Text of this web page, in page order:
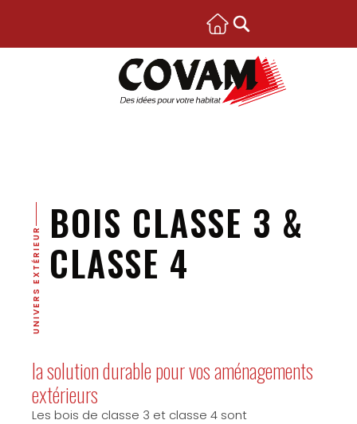
UNIVERS EXTÉRIEUR
BOIS CLASSE 3 &
CLASSE 4
la solution durable pour vos aménagements
extérieurs
Les bois de classe 3 et classe 4 sont